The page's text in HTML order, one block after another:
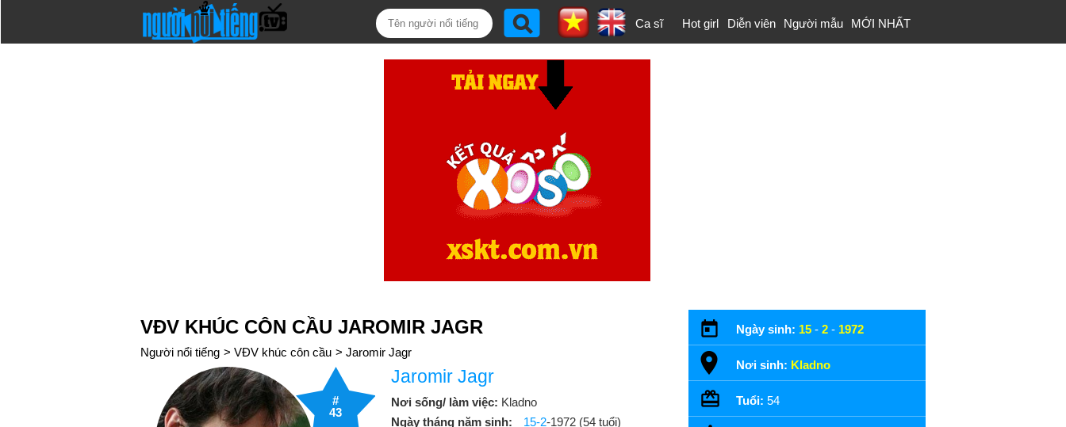
Ca sĩ Hot girl Diễn viên Người mẫu MỚI NHẤT
VĐV KHÚC CÔN CẦU JAROMIR JAGR
Người nổi tiếng > VĐV khúc côn cầu > Jaromir Jagr
#
43
Jaromir Jagr
Nơi sống/ làm việc: Kladno
Ngày tháng năm sinh:
15-2-1972 (54 tuổi)
Ngày sinh: 15 - 2 - 1972
Nơi sinh: Kladno
Tuổi: 54